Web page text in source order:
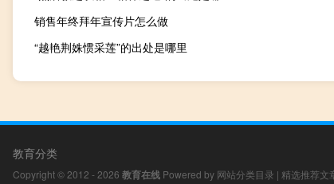
销售年终拜年宣传片怎么做
“越艳荆姝惯采莲”的出处是哪里
教育分类
Copyright © 2012 - 2026 教育在线 Powered by 网站分类目录 | 精选推荐文